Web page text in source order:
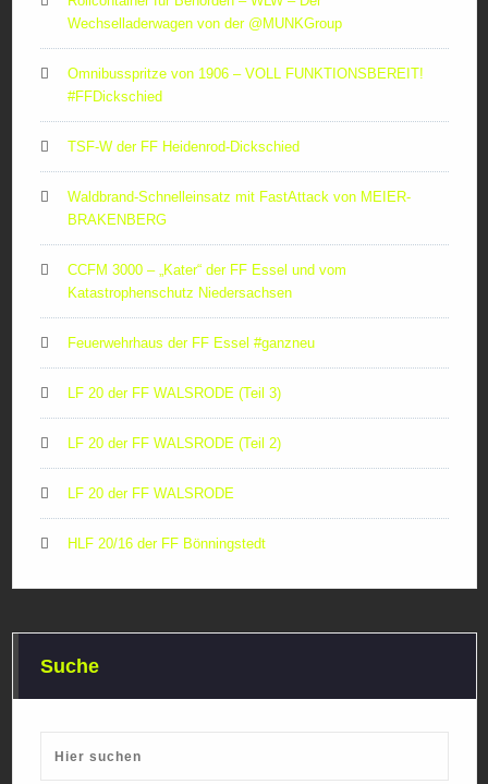
Wechselladerwagen von der ‪@MUNKGroup‬
Omnibusspritze von 1906 – VOLL FUNKTIONSBEREIT!
#FFDickschied
TSF-W der FF Heidenrod-Dickschied
Waldbrand-Schnelleinsatz mit FastAttack von MEIER-
BRAKENBERG
CCFM 3000 – „Kater“ der FF Essel und vom
Katastrophenschutz Niedersachsen
Feuerwehrhaus der FF Essel #ganzneu
LF 20 der FF WALSRODE (Teil 3)
LF 20 der FF WALSRODE (Teil 2)
LF 20 der FF WALSRODE
HLF 20/16 der FF Bönningstedt
Suche